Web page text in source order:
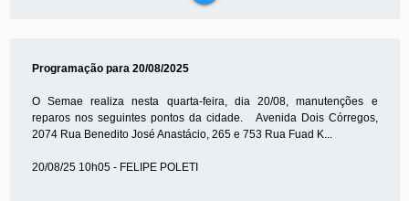
Programação para 20/08/2025
O Semae realiza nesta quarta-feira, dia 20/08, manutenções e
reparos nos seguintes pontos da cidade. Avenida Dois Córregos,
2074 Rua Benedito José Anastácio, 265 e 753 Rua Fuad K...
20/08/25 10h05 - FELIPE POLETI